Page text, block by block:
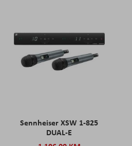
Sennheiser XSW 1-825
DUAL-E